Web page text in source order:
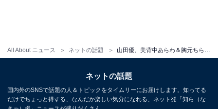
All About ニュース ネットの話題
ネットの話題
国内外のSNSで話題の人＆トピックをタイムリーにお届けします。知ってる
だけでちょっと得する、なんだか楽しい気分になれる、ネット発「知ら（な